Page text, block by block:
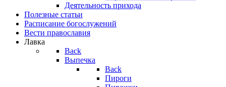
Деятельность прихода
Полезные статьи
Расписание богослужений
Вести православия
Лавка
Back
Выпечка
Back
Пироги